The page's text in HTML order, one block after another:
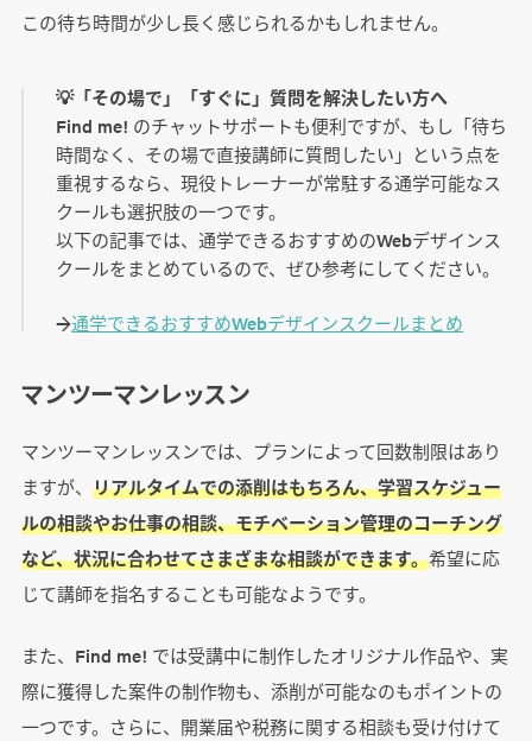
この待ち時間が少し長く感じられるかもしれません。
💡「その場で」「すぐに」質問を解決したい方へ
Find me! のチャットサポートも便利ですが、もし「待ち
時間なく、その場で直接講師に質問したい」という点を
重視するなら、現役トレーナーが常駐する通学可能なス
クールも選択肢の一つです。
以下の記事では、通学できるおすすめのWebデザインス
クールをまとめているので、ぜひ参考にしてください。
→通学できるおすすめWebデザインスクールまとめ
マンツーマンレッスン
マンツーマンレッスンでは、プランによって回数制限はあり
ますが、 リアルタイムでの添削はもちろん、学習スケジュー
ルの相談やお仕事の相談、モチベーション管理のコーチング
など、状況に合わせてさまざまな相談ができます。希望に応
じて講師を指名することも可能なようです。
また、Find me! では受講中に制作したオリジナル作品や、実
際に獲得した案件の制作物も、添削が可能なのもポイントの
一つです。さらに、開業届や税務に関する相談も受け付けて